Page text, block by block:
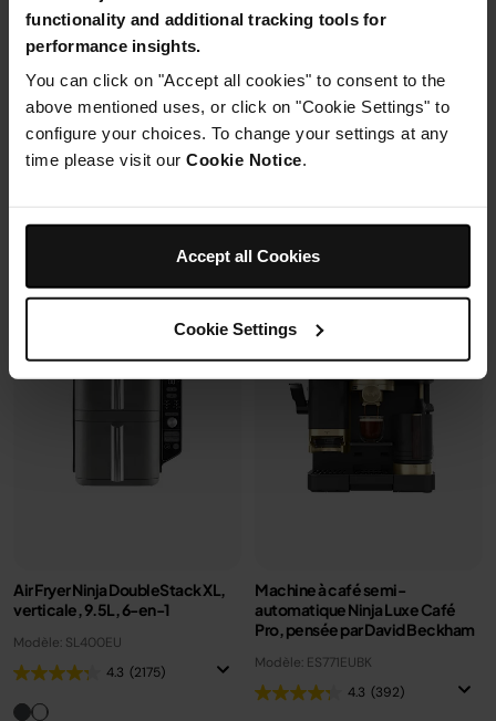
functionality and additional tracking tools for
performance insights.
You can click on "Accept all cookies" to consent to the
above mentioned uses, or click on "Cookie Settings" to
configure your choices. To change your settings at any
time please visit our Cookie Notice.
Accept all Cookies
Cookie Settings
349,99 €
avec un même récipient.
119,99 € Prix réduit de
179,99 €au
109,99 €Prix le + bas sur 30j
Air Fryer Ninja DoubleStack XL,
verticale, 9.5L, 6-en-1
Modèle: SL400EU
4.3 (2175)
Machine à café semi-
automatique Ninja Luxe Café
Pro, pensée par David Beckham
Modèle: ES771EUBK
4.3 (392)